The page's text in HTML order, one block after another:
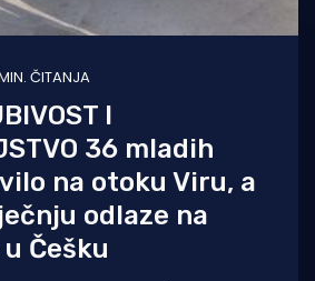
ČITANJA
I
36 mladih
na otoku Viru, a
odlaze na
Češku